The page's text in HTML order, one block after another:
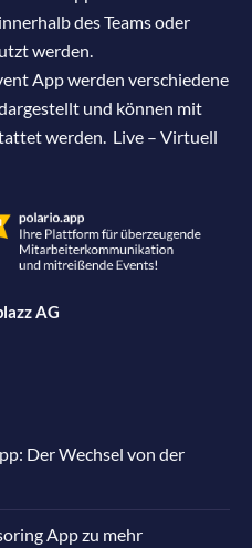
des Teams oder
werden.
App werden verschiedene
und können mit
werden. Live – Virtuell
AG
Der Wechsel von der
App zu mehr